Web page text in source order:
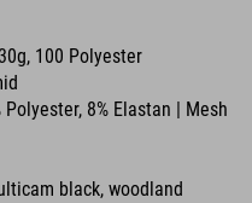
100 Polyester
8% Elastan | Mesh
black, woodland